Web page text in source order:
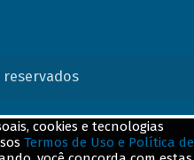
reservados
cookies e tecnologias
Termos de Uso e Política de